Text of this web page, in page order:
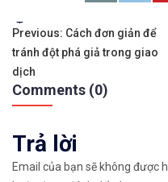
✨🏆𝐌ở 𝐭à𝐢 𝐤𝐡𝐨ả𝐧 𝐠𝐢𝐚𝐨
✅𝘔ở 𝘵à𝘪 𝘬𝘩𝘰ả𝘯
✅𝘔ở 𝘵à𝘪 𝘬𝘩𝘰ả𝘯
✅𝘔ở 𝘵à𝘪 𝘬𝘩𝘰ả𝘯
🔗https://
Tags:
Điều
hướng
bài
viết
Previous: Cách đơn giản để
tránh đột phá giả trong giao
dịch
Comments (0)
Trả lời
Email của bạn sẽ không được